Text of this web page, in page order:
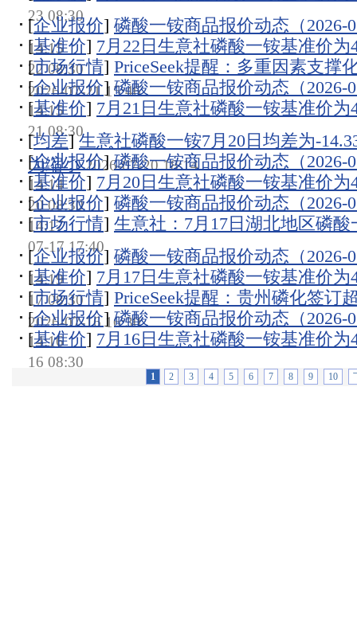
23 08:30
[企业报价] 磷酸一铵商品报价动态（2026-
14:15
[基准价] 7月22日生意社磷酸一铵基准价为
22 08:30
[市场行情] PriceSeek提醒：多重因素支撑
2026-07-21 15:46
[企业报价] 磷酸一铵商品报价动态（2026-
14:15
[基准价] 7月21日生意社磷酸一铵基准价为
21 08:30
[均差]生意社磷酸一铵7月20日均差为-
为缩小 2026-07-20 18:14
[企业报价]磷酸一铵商品报价动态（2026-
14:14
[基准价] 7月20日生意社磷酸一铵基准价为
20 08:30
[企业报价] 磷酸一铵商品报价动态（2026-
14:17
[市场行情] 生意社：7月17日湖北地区磷
07-17 17:40
[企业报价] 磷酸一铵商品报价动态（2026-
14:19
[基准价] 7月17日生意社磷酸一铵基准价为
17 08:30
[市场行情] PriceSeek提醒：贵州磷化签订
2026-07-16 16:30
[企业报价]磷酸一铵商品报价动态（2026-
14:16
[基准价] 7月16日生意社磷酸一铵基准价为
16 08:30
1 2 3 4 5 6 7 8 9 10